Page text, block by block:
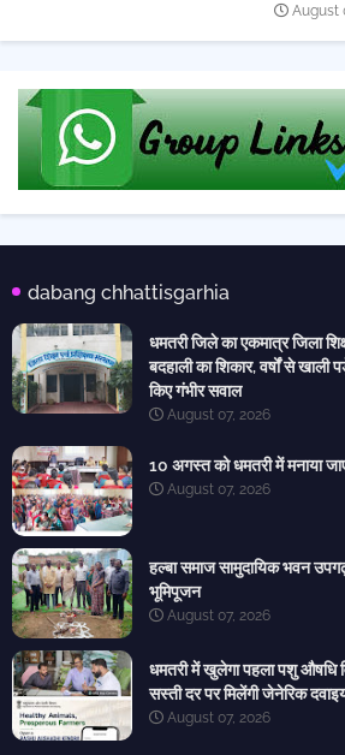
August
dabang chhattisgarhia
धमतरी जिले का एकमात्र जिला
बदहाली का शिकार, वर्षों से खाली
किए गंभीर सवाल
August 07, 2026
10 अगस्त को धमतरी में मनाया
August 07, 2026
हल्बा समाज सामुदायिक भवन
भूमिपूजन
August 07, 2026
धमतरी में खुलेगा पहला पशु औषधि
सस्ती दर पर मिलेंगी जेनेरिक
August 07, 2026